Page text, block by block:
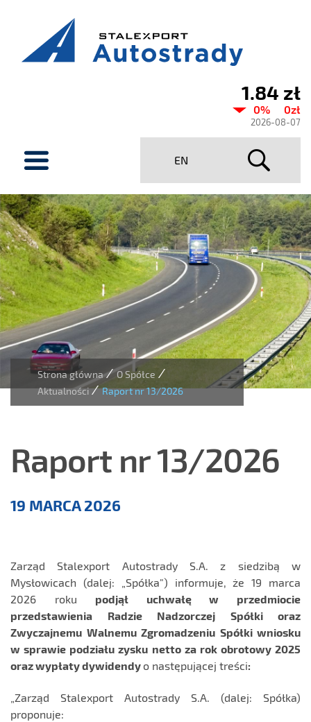
Stalexport
Autostrady
SA
1.84 zł
0% 0zł
2026-08-07
EN
Strona główna/ O Spółce /
Aktualności/ Raport nr 13/2026
Raport nr 13/2026
19 MARCA 2026
Zarząd Stalexport Autostrady S.A. z siedzibą w
Mysłowicach (dalej: „Spółka") informuje, że 19 marca
2026 roku podjął uchwałę w przedmiocie
przedstawienia Radzie Nadzorczej Spółki oraz
Zwyczajnemu Walnemu Zgromadzeniu Spółki wniosku
w sprawie podziału zysku netto za rok obrotowy 2025
oraz wypłaty dywidendy o następującej treści:
„Zarząd Stalexport Autostrady S.A. (dalej: Spółka)
proponuje: